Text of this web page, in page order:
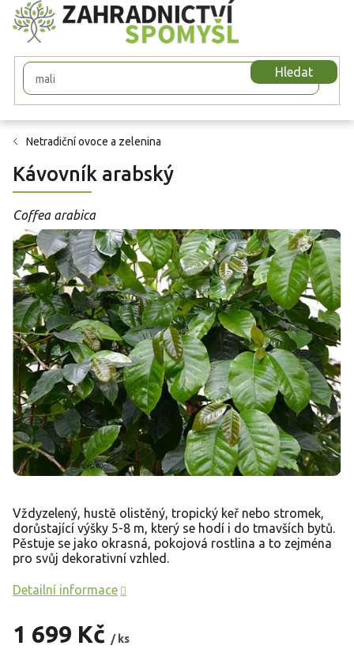
Přejít
na
obsah
Hledat
Netradiční ovoce a zelenina
Kávovník arabský
Coffea arabica
1 699 Kč / ks
Vždyzelený, hustě olistěný, tropický keř nebo stromek,
dorůstající výšky 5-8 m, který se hodí i do tmavších bytů.
Pěstuje se jako okrasná, pokojová rostlina a to zejména
pro svůj dekorativní vzhled.
Detailní informace